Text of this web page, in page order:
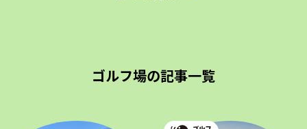
ゴルフ場の記事一覧